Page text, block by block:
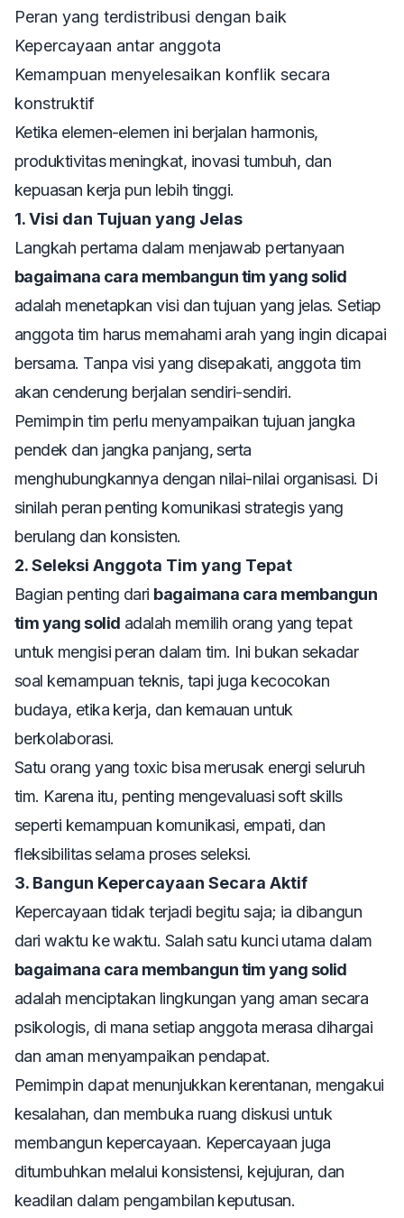
Peran yang terdistribusi dengan baik
Kepercayaan antar anggota
Kemampuan menyelesaikan konflik secara
konstruktif
Ketika elemen-elemen ini berjalan harmonis,
produktivitas meningkat, inovasi tumbuh, dan
kepuasan kerja pun lebih tinggi.
1. Visi dan Tujuan yang Jelas
Langkah pertama dalam menjawab pertanyaan
bagaimana cara membangun tim yang solid
adalah menetapkan visi dan tujuan yang jelas. Setiap
anggota tim harus memahami arah yang ingin dicapai
bersama. Tanpa visi yang disepakati, anggota tim
akan cenderung berjalan sendiri-sendiri.
Pemimpin tim perlu menyampaikan tujuan jangka
pendek dan jangka panjang, serta
menghubungkannya dengan nilai-nilai organisasi. Di
sinilah peran penting komunikasi strategis yang
berulang dan konsisten.
2. Seleksi Anggota Tim yang Tepat
Bagian penting dari bagaimana cara membangun
tim yang solid adalah memilih orang yang tepat
untuk mengisi peran dalam tim. Ini bukan sekadar
soal kemampuan teknis, tapi juga kecocokan
budaya, etika kerja, dan kemauan untuk
berkolaborasi.
Satu orang yang toxic bisa merusak energi seluruh
tim. Karena itu, penting mengevaluasi soft skills
seperti kemampuan komunikasi, empati, dan
fleksibilitas selama proses seleksi.
3. Bangun Kepercayaan Secara Aktif
Kepercayaan tidak terjadi begitu saja; ia dibangun
dari waktu ke waktu. Salah satu kunci utama dalam
bagaimana cara membangun tim yang solid
adalah menciptakan lingkungan yang aman secara
psikologis, di mana setiap anggota merasa dihargai
dan aman menyampaikan pendapat.
Pemimpin dapat menunjukkan kerentanan, mengakui
kesalahan, dan membuka ruang diskusi untuk
membangun kepercayaan. Kepercayaan juga
ditumbuhkan melalui konsistensi, kejujuran, dan
keadilan dalam pengambilan keputusan.